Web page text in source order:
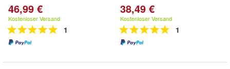
46,99 €
Kostenloser Versand
1
38,49 €
Kostenloser Versand
1